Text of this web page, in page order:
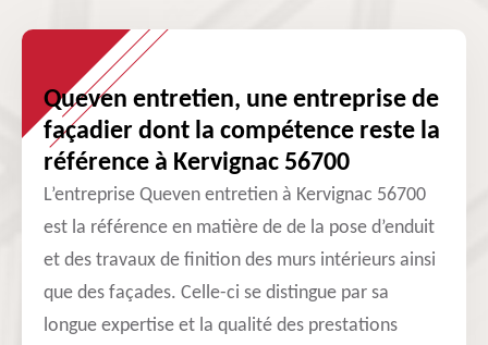
Queven entretien, une entreprise de
façadier dont la compétence reste la
référence à Kervignac 56700
L’entreprise Queven entretien à Kervignac 56700
est la référence en matière de de la pose d’enduit
et des travaux de finition des murs intérieurs ainsi
que des façades. Celle-ci se distingue par sa
longue expertise et la qualité des prestations